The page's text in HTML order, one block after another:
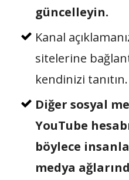
güncelleyin.
Kanal
sitelerine
kendinizi tanıtın.
Diğer sosyal
YouTube
böylece
medya